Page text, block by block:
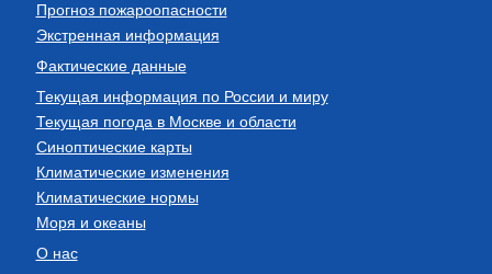
Прогноз пожароопасности
Экстренная информация
Фактические данные
Текущая информация по России и миру
Текущая погода в Москве и области
Синоптические карты
Климатические изменения
Климатические нормы
Моря и океаны
О нас